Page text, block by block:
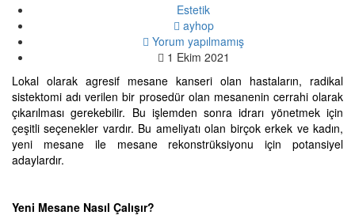
Estetik
ayhop
Yorum yapılmamış
1 Ekim 2021
Lokal olarak agresif mesane kanseri olan hastaların, radikal
sistektomi adı verilen bir prosedür olan mesanenin cerrahi olarak
çıkarılması gerekebilir. Bu işlemden sonra idrarı yönetmek için
çeşitli seçenekler vardır. Bu ameliyatı olan birçok erkek ve kadın,
yeni mesane ile mesane rekonstrüksiyonu için potansiyel
adaylardır.
Yeni Mesane Nasıl Çalışır?